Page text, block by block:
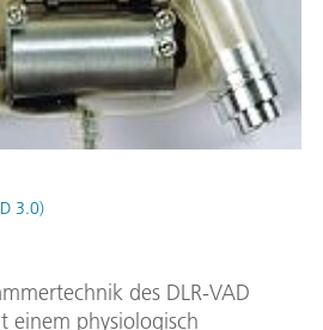
3.0)
des DLR-VAD
einem physiologisch